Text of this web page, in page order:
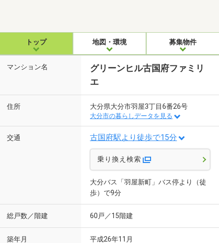
トップ 地図・環境 募集物件
マンション名
グリーンヒル古国府ファミリ
エ
住所 大分県大分市羽屋3丁目6番26号
大分市の暮らしデータを見る
交通 古国府駅より徒歩で15分
乗り換え検索
大分バス「羽屋新町」バス停より（徒
歩）で9分
総戸数／階建 60戸／15階建
築年月 平成26年11月